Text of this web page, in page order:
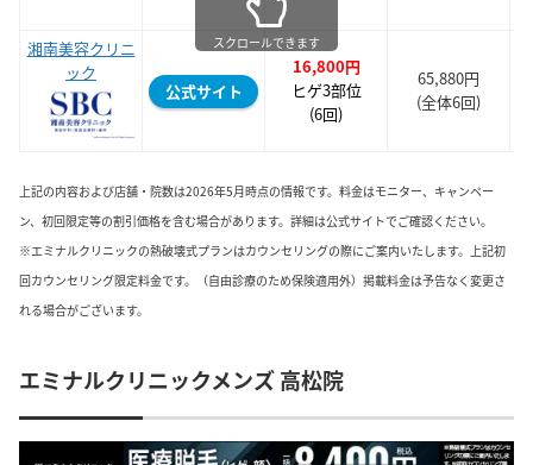
湘南美容クリニ
ック
公式サイト
16,800円
ヒゲ3部位
(6回)
65,880円
(全体6回)
スクロールできます
上記の内容および店舗・院数は2026年5月時点の情報です。料金はモニター、キャンペー
ン、初回限定等の割引価格を含む場合があります。詳細は公式サイトでご確認ください。
※エミナルクリニックの熱破壊式プランはカウンセリングの際にご案内いたします。上記初
回カウンセリング限定料金です。（自由診療のため保険適用外）掲載料金は予告なく変更さ
れる場合がございます。
エミナルクリニックメンズ 高松院